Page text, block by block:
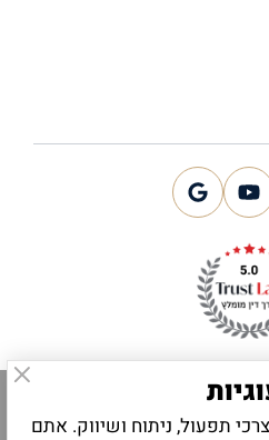
תפעול, ניתוח ושיווק. אתם